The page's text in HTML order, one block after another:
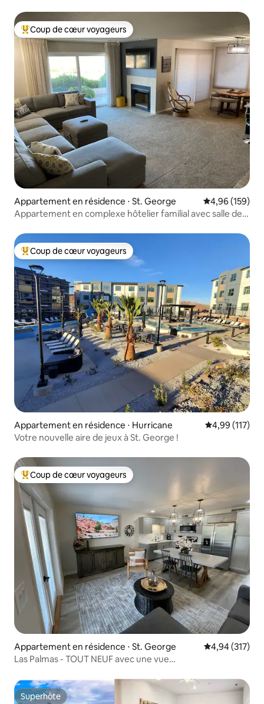
Coups de cœur voyageurs les plus appréciés
Coup de cœur voyageurs
Appartement en résidence ⋅ St. George Évaluation
4,96 (159)
Appartement en complexe hôtelier familial avec salle de
Coups de cœur voyageurs les plus appréciés
Coup de cœur voyageurs
Appartement en résidence ⋅ Hurricane Évaluation
4,99 (117)
Votre nouvelle aire de jeux à St. George !
Coups de cœur voyageurs les plus appréciés
Coup de cœur voyageurs
Appartement en résidence ⋅ St. George Évaluation
4,94 (317)
Las Palmas - TOUT NEUF avec une vue
Superhôte
Superhôte